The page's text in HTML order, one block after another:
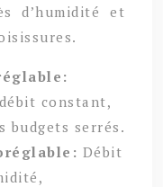
d’humidité et
constant,
serrés.
Débit